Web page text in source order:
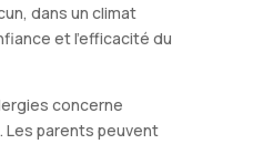
dans un climat
et l’efficacité du
concerne
Les parents peuvent